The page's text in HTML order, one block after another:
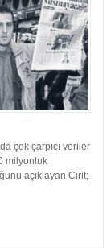
çok çarpıcı veriler
milyonluk
açıklayan Cirit;